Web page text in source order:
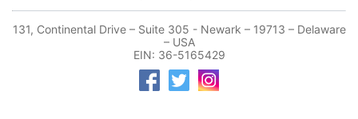
131, Continental Drive – Suite 305 - Newark – 19713 – Delaware
– USA
EIN: 36-5165429